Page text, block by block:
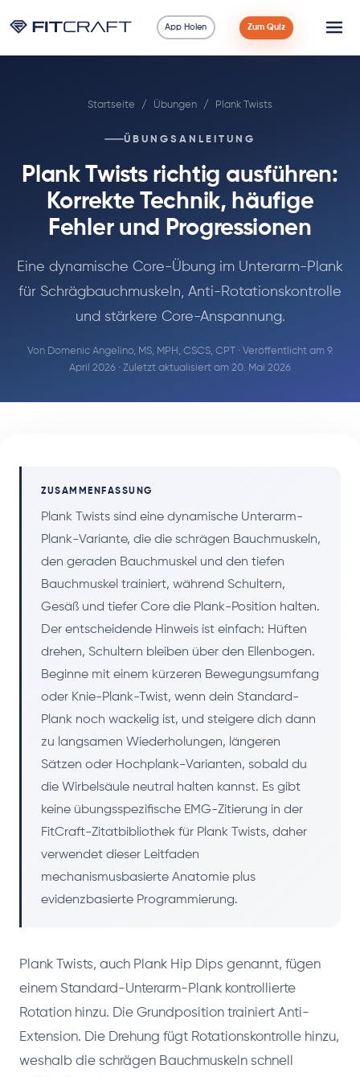
App Holen Zum Quiz
90 Tage
Übungen
Startseite / Übungen / Plank Twists
ÜBUNGSANLEITUNG
Plank Twists richtig ausführen:
Korrekte Technik, häufige
Fehler und Progressionen
Eine dynamische Core-Übung im Unterarm-Plank
für Schrägbauchmuskeln, Anti-Rotationskontrolle
und stärkere Core-Anspannung.
Von Domenic Angelino, MS, MPH, CSCS, CPT· Veröffentlicht am 9.
April 2026 · Zuletzt aktualisiert am 20. Mai 2026
ZUSAMMENFASSUNG
Plank Twists sind eine dynamische Unterarm-
Plank-Variante, die die schrägen Bauchmuskeln,
den geraden Bauchmuskel und den tiefen
Bauchmuskel trainiert, während Schultern,
Gesäß und tiefer Core die Plank-Position halten.
Der entscheidende Hinweis ist einfach: Hüften
drehen, Schultern bleiben über den Ellenbogen.
Beginne mit einem kürzeren Bewegungsumfang
oder Knie-Plank-Twist, wenn dein Standard-
Plank noch wackelig ist, und steigere dich dann
zu langsamen Wiederholungen, längeren
Sätzen oder Hochplank-Varianten, sobald du
die Wirbelsäule neutral halten kannst. Es gibt
keine übungsspezifische EMG-Zitierung in der
FitCraft-Zitatbibliothek für Plank Twists, daher
verwendet dieser Leitfaden
mechanismusbasierte Anatomie plus
evidenzbasierte Programmierung.
Plank Twists, auch Plank Hip Dips genannt, fügen
einem Standard-Unterarm-Plank kontrollierte
Rotation hinzu. Die Grundposition trainiert Anti-
Extension. Die Drehung fügt Rotationskontrolle hinzu,
weshalb die schrägen Bauchmuskeln schnell